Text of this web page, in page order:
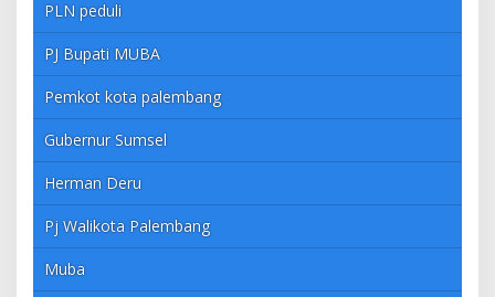
PLN peduli
PJ Bupati MUBA
Pemkot kota palembang
Gubernur Sumsel
Herman Deru
Pj Walikota Palembang
Muba